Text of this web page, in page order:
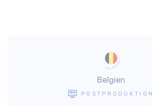
Belgien
POSTPRODUKTION